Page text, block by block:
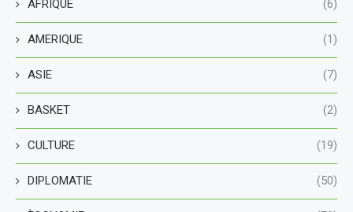
AFRIQUE (6)
AMERIQUE (1)
ASIE (7)
BASKET (2)
CULTURE (19)
DIPLOMATIE (50)